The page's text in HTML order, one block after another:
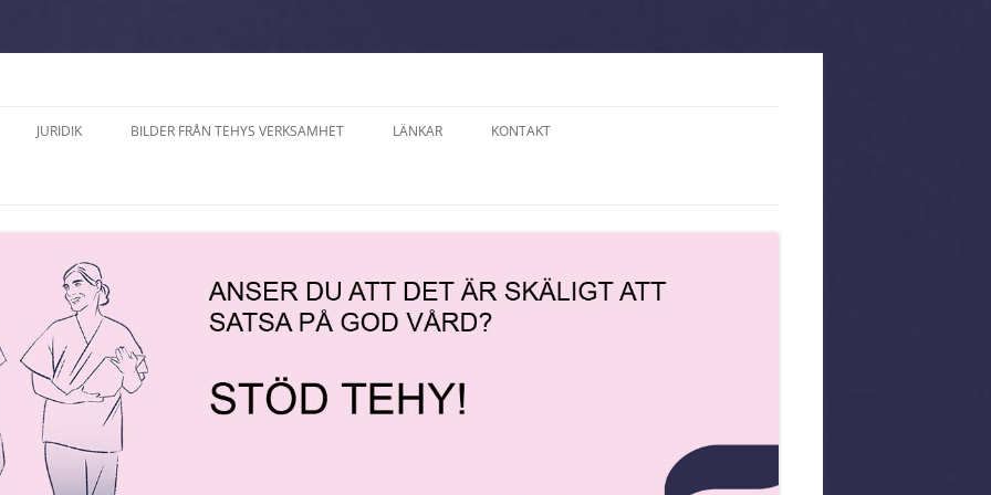
MODERAT SAMLING
ÅLANDS
2024
JURIDIK
TJÄNSTEKOLLEKTIVAVTAL
LANDSKAPETS
TJÄNSTEKOLLEKTIVAVTAL
KOLLEKTIVAVTAL SOM GÄLLER PÅ
ARBETSPLATSER MED
VÅRDPERSONAL PÅ ÅLAND
PROMEMORIOR
BILDER FRÅN TEHYS VERKSAMHET
2021
FESTEN ”15 ÅR MED
LÄNKAR KONTAKT